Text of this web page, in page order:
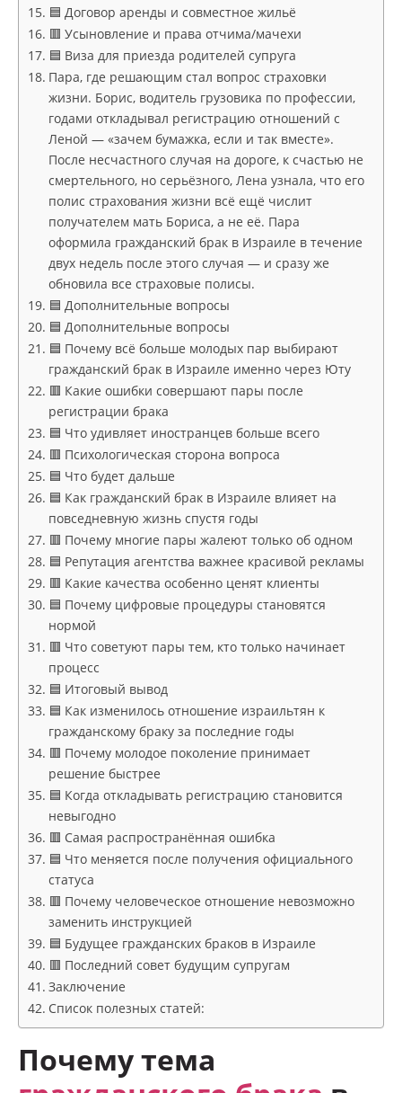
🟦 Договор аренды и совместное жильё
🟥 Усыновление и права отчима/мачехи
🟦 Виза для приезда родителей супруга
Пара, где решающим стал вопрос страховки
жизни. Борис, водитель грузовика по профессии,
годами откладывал регистрацию отношений с
Леной — «зачем бумажка, если и так вместе».
После несчастного случая на дороге, к счастью не
смертельного, но серьёзного, Лена узнала, что его
полис страхования жизни всё ещё числит
получателем мать Бориса, а не её. Пара
оформила гражданский брак в Израиле в течение
двух недель после этого случая — и сразу же
обновила все страховые полисы.
🟦 Дополнительные вопросы
🟦 Дополнительные вопросы
🟦 Почему всё больше молодых пар выбирают
гражданский брак в Израиле именно через Юту
🟥 Какие ошибки совершают пары после
регистрации брака
🟦 Что удивляет иностранцев больше всего
🟥 Психологическая сторона вопроса
🟦 Что будет дальше
🟦 Как гражданский брак в Израиле влияет на
повседневную жизнь спустя годы
🟥 Почему многие пары жалеют только об одном
🟦 Репутация агентства важнее красивой рекламы
🟥 Какие качества особенно ценят клиенты
🟦 Почему цифровые процедуры становятся
нормой
🟥 Что советуют пары тем, кто только начинает
процесс
🟦 Итоговый вывод
🟦 Как изменилось отношение израильтян к
гражданскому браку за последние годы
🟥 Почему молодое поколение принимает
решение быстрее
🟦 Когда откладывать регистрацию становится
невыгодно
🟥 Самая распространённая ошибка
🟦 Что меняется после получения официального
статуса
🟥 Почему человеческое отношение невозможно
заменить инструкцией
🟦 Будущее гражданских браков в Израиле
🟥 Последний совет будущим супругам
Заключение
Список полезных статей:
Почему тема